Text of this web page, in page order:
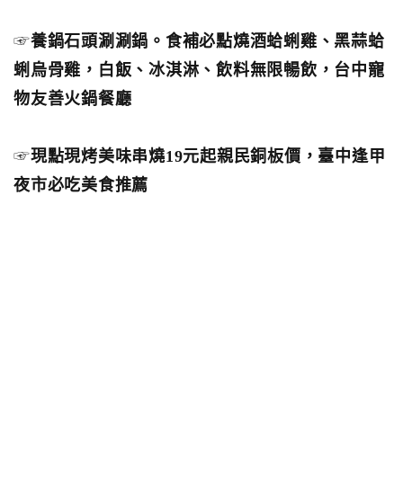
☞養鍋石頭涮涮鍋。食補必點燒酒蛤蜊雞、黑蒜蛤
蜊烏骨雞，白飯、冰淇淋、飲料無限暢飲，台中寵
物友善火鍋餐廳
☞現點現烤美味串燒19元起親民銅板價，臺中逢甲
夜市必吃美食推薦